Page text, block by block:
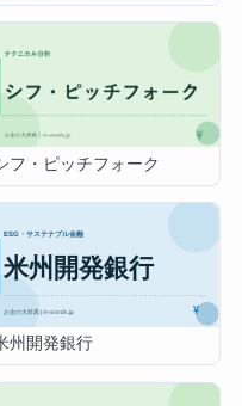
フ・ピッチフォーク
州開発銀行